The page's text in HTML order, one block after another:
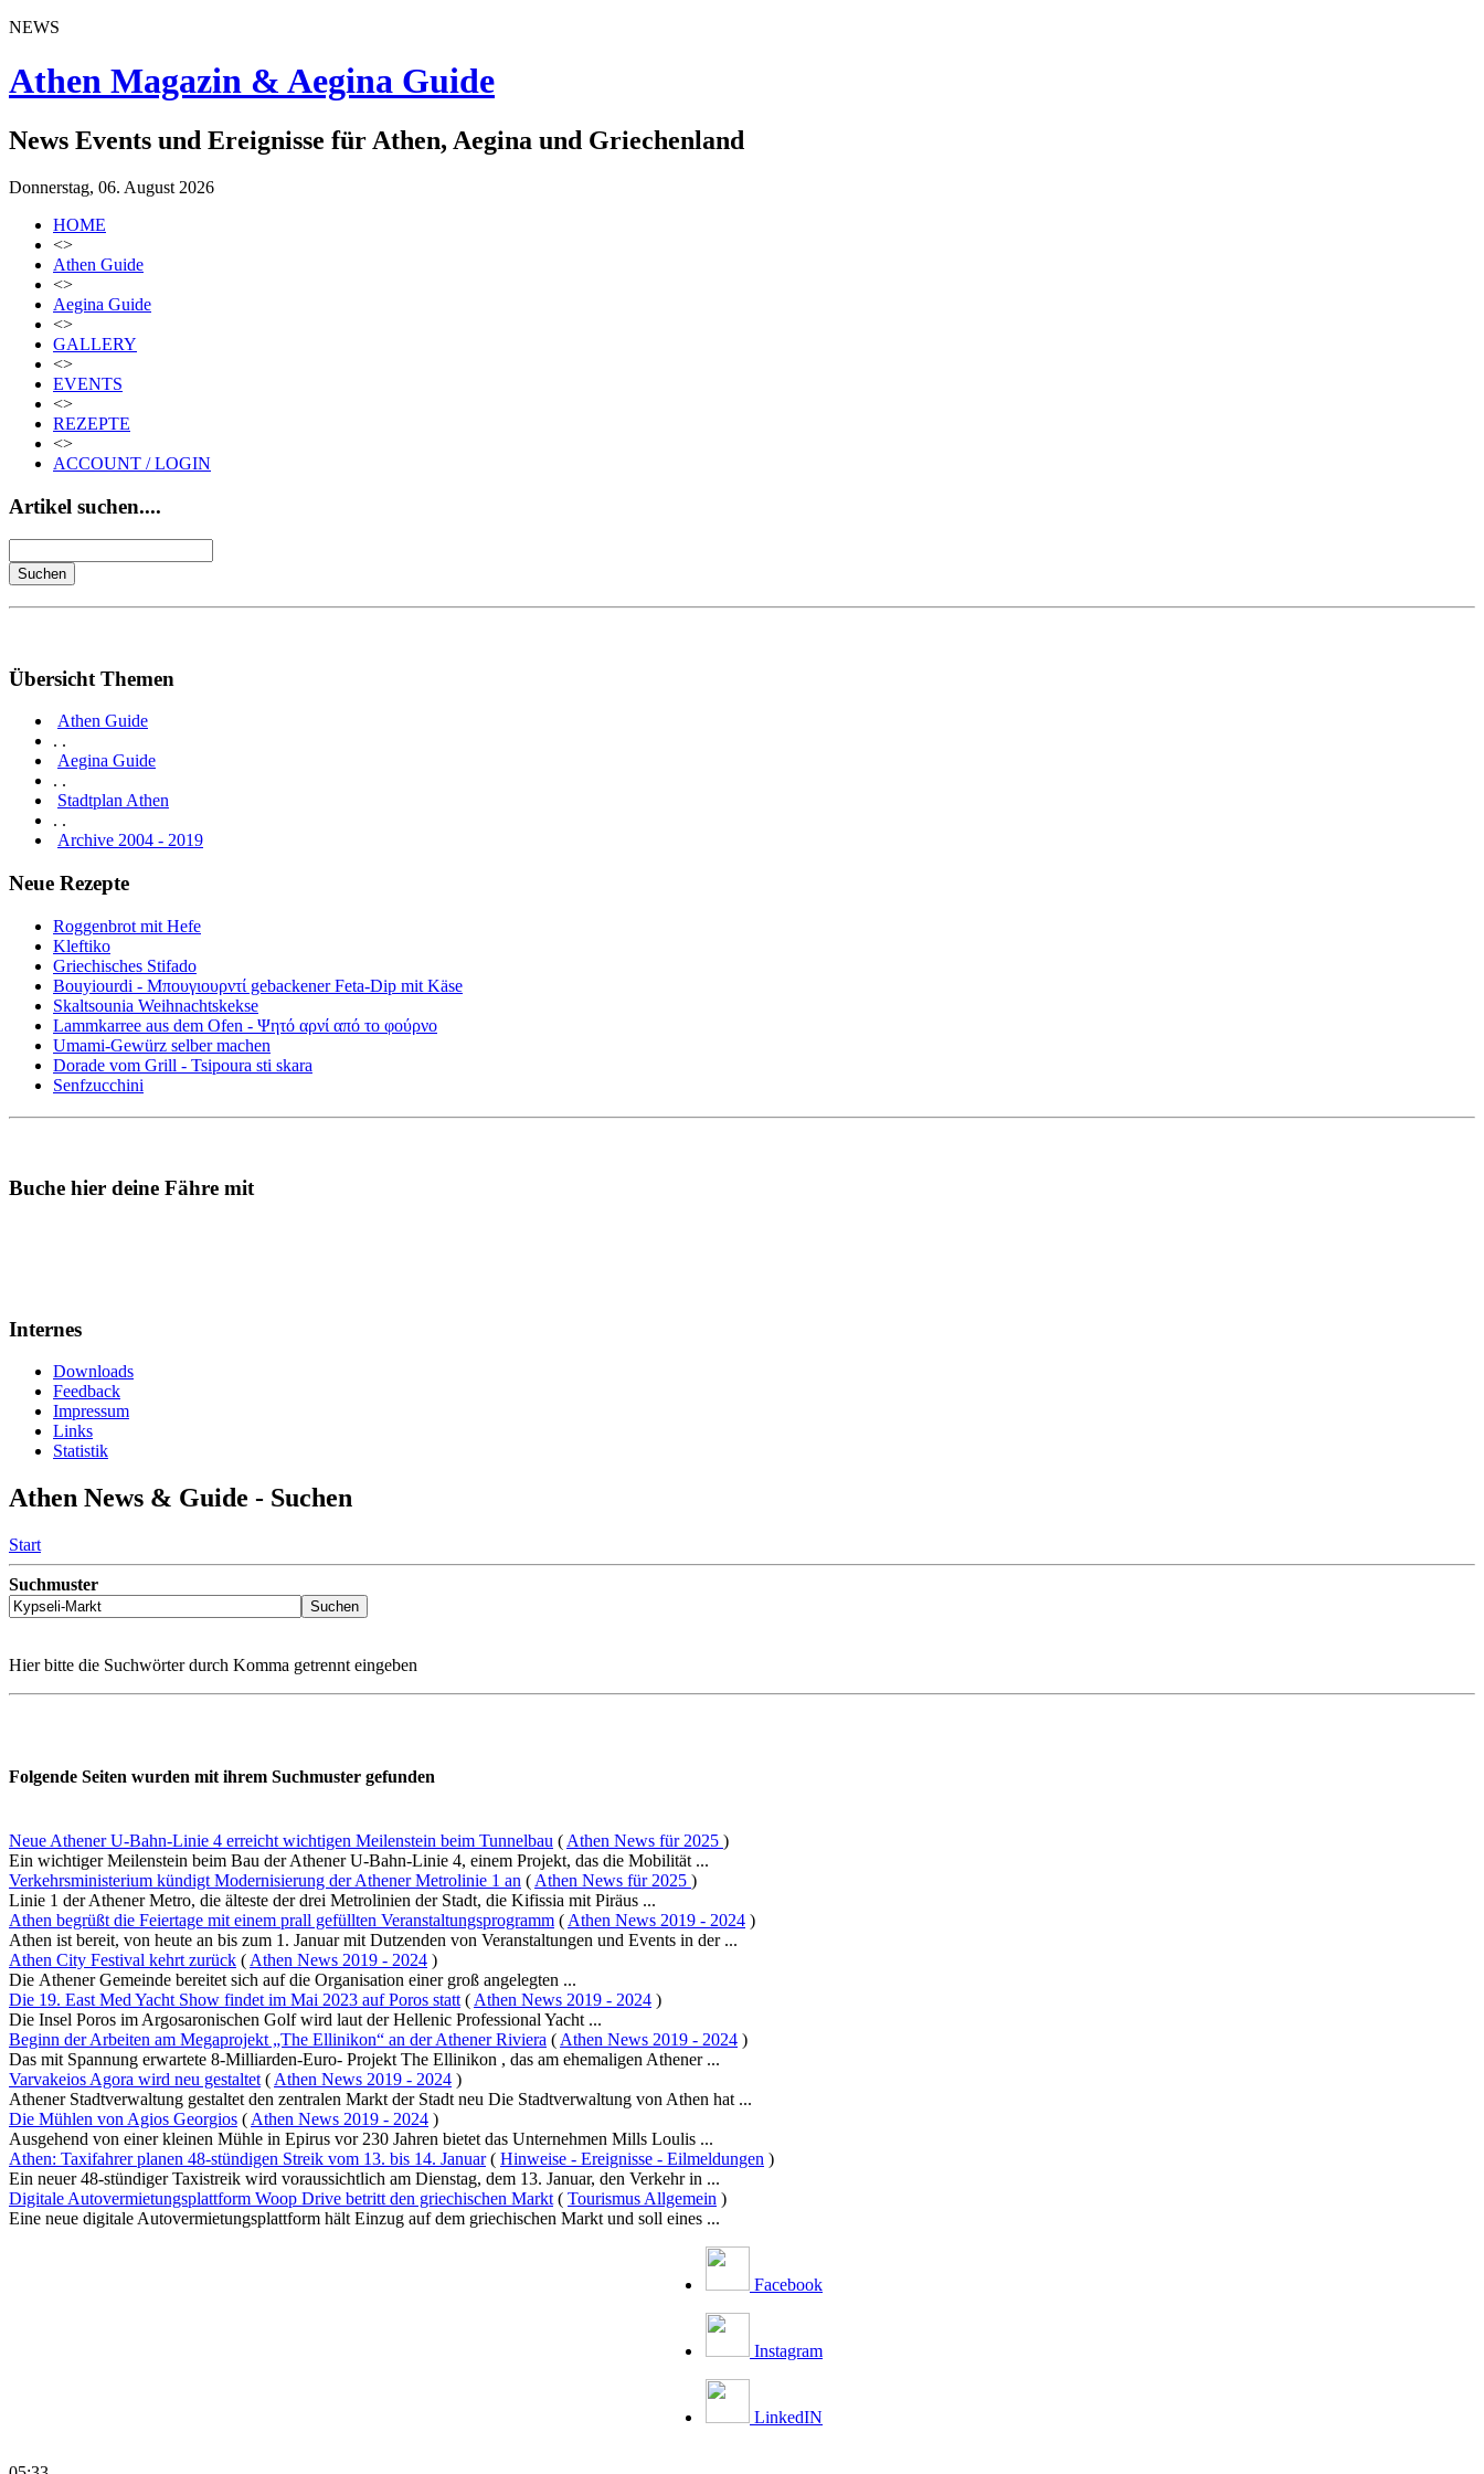
NEWS
Athen Magazin & Aegina Guide
News Events und Ereignisse für Athen, Aegina und Griechenland
Donnerstag, 06. August 2026
HOME
<>
Athen Guide
<>
Aegina Guide
<>
GALLERY
<>
EVENTS
<>
REZEPTE
<>
ACCOUNT / LOGIN
Artikel suchen....
Übersicht Themen
Athen Guide
. .
Aegina Guide
. .
Stadtplan Athen
. .
Archive 2004 - 2019
Neue Rezepte
Roggenbrot mit Hefe
Kleftiko
Griechisches Stifado
Bouyiourdi - Μπουγιουρντί gebackener Feta-Dip mit Käse
Skaltsounia Weihnachtskekse
Lammkarree aus dem Ofen - Ψητό αρνί από το φούρνο
Umami-Gewürz selber machen
Dorade vom Grill - Tsipoura sti skara
Senfzucchini
Buche hier deine Fähre mit
Internes
Downloads
Feedback
Impressum
Links
Statistik
Athen News & Guide - Suchen
Start
Suchmuster
Hier bitte die Suchwörter durch Komma getrennt eingeben
Folgende Seiten wurden mit ihrem Suchmuster gefunden
Neue Athener U-Bahn-Linie 4 erreicht wichtigen Meilenstein beim Tunnelbau ( Athen News für 2025 )
Ein wichtiger Meilenstein beim Bau der Athener U-Bahn-Linie 4, einem Projekt, das die Mobilität ...
Verkehrsministerium kündigt Modernisierung der Athener Metrolinie 1 an ( Athen News für 2025 )
Linie 1 der Athener Metro, die älteste der drei Metrolinien der Stadt, die Kifissia mit Piräus ...
Athen begrüßt die Feiertage mit einem prall gefüllten Veranstaltungsprogramm ( Athen News 2019 - 2024 )
Athen ist bereit, von heute an bis zum 1. Januar mit Dutzenden von Veranstaltungen und Events in der ...
Athen City Festival kehrt zurück ( Athen News 2019 - 2024 )
Die Athener Gemeinde bereitet sich auf die Organisation einer groß angelegten ...
Die 19. East Med Yacht Show findet im Mai 2023 auf Poros statt ( Athen News 2019 - 2024 )
Die Insel Poros im Argosaronischen Golf wird laut der Hellenic Professional Yacht ...
Beginn der Arbeiten am Megaprojekt „The Ellinikon“ an der Athener Riviera ( Athen News 2019 - 2024 )
Das mit Spannung erwartete 8-Milliarden-Euro- Projekt The Ellinikon , das am ehemaligen Athener ...
Varvakeios Agora wird neu gestaltet ( Athen News 2019 - 2024 )
Athener Stadtverwaltung gestaltet den zentralen Markt der Stadt neu Die Stadtverwaltung von Athen hat ...
Die Mühlen von Agios Georgios ( Athen News 2019 - 2024 )
Ausgehend von einer kleinen Mühle in Epirus vor 230 Jahren bietet das Unternehmen Mills Loulis ...
Athen: Taxifahrer planen 48-stündigen Streik vom 13. bis 14. Januar( Hinweise - Ereignisse - Eilmeldungen )
Ein neuer 48-stündiger Taxistreik wird voraussichtlich am Dienstag, dem 13. Januar, den Verkehr in ...
Digitale Autovermietungsplattform Woop Drive betritt den griechischen Markt ( Tourismus Allgemein )
Eine neue digitale Autovermietungsplattform hält Einzug auf dem griechischen Markt und soll eines ...
Facebook
Instagram
LinkedIN